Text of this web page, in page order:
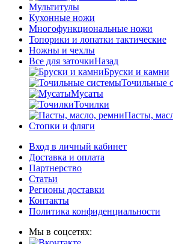
Мультитулы
Кухонные ножи
Многофункциональные ножи
Топорики и лопатки тактические
Ножны и чехлы
Все для заточкиНазад
Бруски и камни
Точильные
Мусаты
Точилки
Пасты,
Стопки и фляги
Вход в личный кабинет
Доставка и оплата
Партнерство
Статьи
Регионы доставки
Контакты
Политика конфиденциальности
Мы в соцсетях: